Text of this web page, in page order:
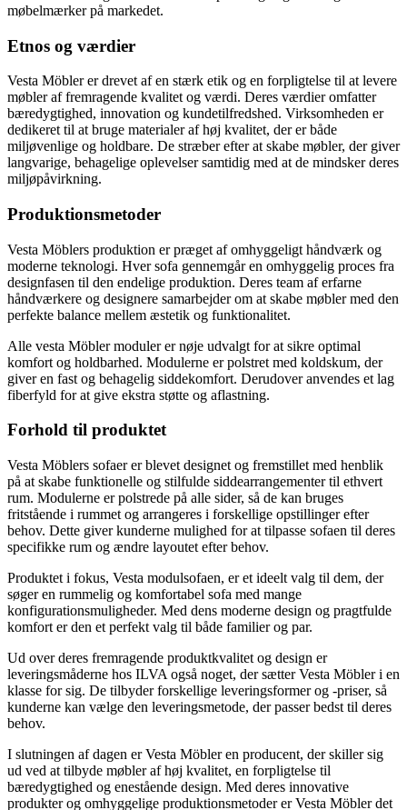
møbelmærker på markedet.
Etnos og værdier
Vesta Möbler er drevet af en stærk etik og en forpligtelse til at levere
møbler af fremragende kvalitet og værdi. Deres værdier omfatter
bæredygtighed, innovation og kundetilfredshed. Virksomheden er
dedikeret til at bruge materialer af høj kvalitet, der er både
miljøvenlige og holdbare. De stræber efter at skabe møbler, der giver
langvarige, behagelige oplevelser samtidig med at de mindsker deres
miljøpåvirkning.
Produktionsmetoder
Vesta Möblers produktion er præget af omhyggeligt håndværk og
moderne teknologi. Hver sofa gennemgår en omhyggelig proces fra
designfasen til den endelige produktion. Deres team af erfarne
håndværkere og designere samarbejder om at skabe møbler med den
perfekte balance mellem æstetik og funktionalitet.
Alle vesta Möbler moduler er nøje udvalgt for at sikre optimal
komfort og holdbarhed. Modulerne er polstret med koldskum, der
giver en fast og behagelig siddekomfort. Derudover anvendes et lag
fiberfyld for at give ekstra støtte og aflastning.
Forhold til produktet
Vesta Möblers sofaer er blevet designet og fremstillet med henblik
på at skabe funktionelle og stilfulde siddearrangementer til ethvert
rum. Modulerne er polstrede på alle sider, så de kan bruges
fritstående i rummet og arrangeres i forskellige opstillinger efter
behov. Dette giver kunderne mulighed for at tilpasse sofaen til deres
specifikke rum og ændre layoutet efter behov.
Produktet i fokus, Vesta modulsofaen, er et ideelt valg til dem, der
søger en rummelig og komfortabel sofa med mange
konfigurationsmuligheder. Med dens moderne design og pragtfulde
komfort er den et perfekt valg til både familier og par.
Ud over deres fremragende produktkvalitet og design er
leveringsmåderne hos ILVA også noget, der sætter Vesta Möbler i en
klasse for sig. De tilbyder forskellige leveringsformer og -priser, så
kunderne kan vælge den leveringsmetode, der passer bedst til deres
behov.
I slutningen af dagen er Vesta Möbler en producent, der skiller sig
ud ved at tilbyde møbler af høj kvalitet, en forpligtelse til
bæredygtighed og enestående design. Med deres innovative
produkter og omhyggelige produktionsmetoder er Vesta Möbler det